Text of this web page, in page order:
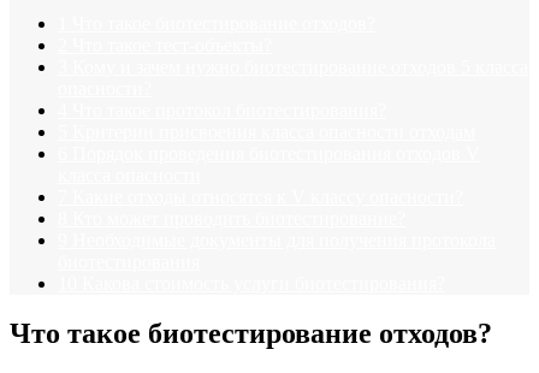
Что такое биотестирование отходов?